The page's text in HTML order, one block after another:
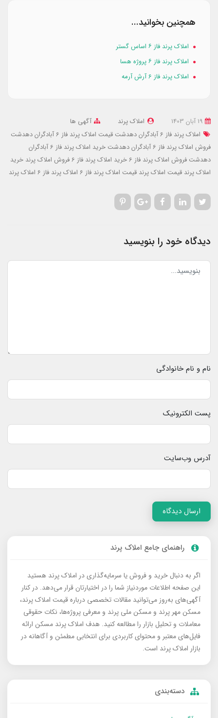
همچنین بخوانید...
املاک پرند فاز ۶ اساس گستر
املاک پرند فاز ۶ پروژه هسا
املاک پرند فاز 6 آرش آرمه
املاک پرند
آگهی ها
املاک پرند فاز 6 آبادگران دهدشت
قیمت املاک پرند فاز 6 آبادگران دهدشت
فروش املاک پرند فاز 6 آبادگران دهدشت
خرید املاک پرند فاز 6 آبادگران
دهدشت فروش املاک پرند فاز 6 خرید املاک پرند فاز 6 فروش املاک پرند خرید
املاک پرند قیمت املاک پرند قیمت املاک پرند فاز 6 املاک پرند فاز 6 املاک پرند
دیدگاه خود را بنویسید
نام و نام خانوادگی
پست الکترونیک
آدرس وب‌سایت
ارسال دیدگاه
راهنمای جامع املاک پرند
اگر به دنبال خرید و فروش یا سرمایه‌گذاری در املاک پرند هستید
این صفحه اطلاعات موردنیاز شما را در اختیارتان قرار می‌دهد. در کنار
آگهی‌های به‌روز می‌توانید مقالات تخصصی درباره قیمت املاک پرند،
مسکن مهر پرند و مسکن ملی پرند و معرفی پروژه‌ها، نکات حقوقی
معاملات و تحلیل بازار را مطالعه کنید. هدف املاک پرند مسکن ارائه
فایل‌های معتبر و محتوای کاربردی برای انتخابی مطمئن و آگاهانه در
بازار املاک پرند است.
دسته‌بندی